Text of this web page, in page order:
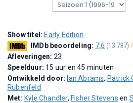
Show titel: Early Edition
IMDb beoordeling: 7,6 (13.787)
Afleveringen: 23
Speelduur: 15 uur en 45 minuten
Ontwikkeld door: Ian Abrams, Patrick
Rubenfeld
Met: Kyle Chandler, Fisher Stevens en